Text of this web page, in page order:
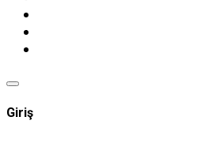
Giriş